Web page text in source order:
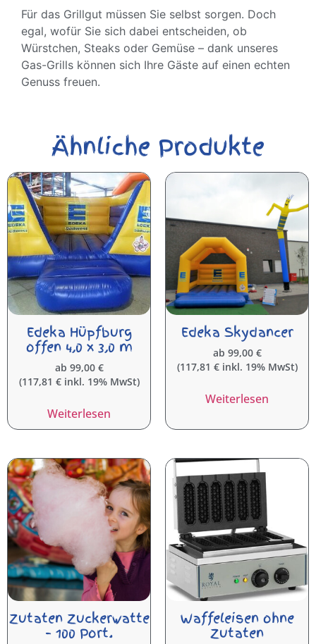
Für das Grillgut müssen Sie selbst sorgen. Doch
egal, wofür Sie sich dabei entscheiden, ob
Würstchen, Steaks oder Gemüse – dank unseres
Gas-Grills können sich Ihre Gäste auf einen echten
Genuss freuen.
Ähnliche Produkte
Edeka Hüpfburg
offen 4,0 x 3,0 m
ab 99,00 €
(117,81 €inkl. 19% MwSt)
Weiterlesen
Edeka Skydancer
ab 99,00 €
(117,81 €inkl. 19% MwSt)
Weiterlesen
Zutaten Zuckerwatte
– 100 Port.
Waffeleisen ohne
Zutaten